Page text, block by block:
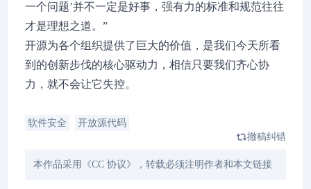
一个问题’并不一定是好事，强有力的标准和规范往往
才是理想之道。”
开源为各个组织提供了巨大的价值，是我们今天所看
到的创新步伐的核心驱动力，相信只要我们齐心协
力，就不会让它失控。
软件安全
开放源代码
撤稿纠错
本作品采用《CC 协议》，转载必须注明作者和本文链接